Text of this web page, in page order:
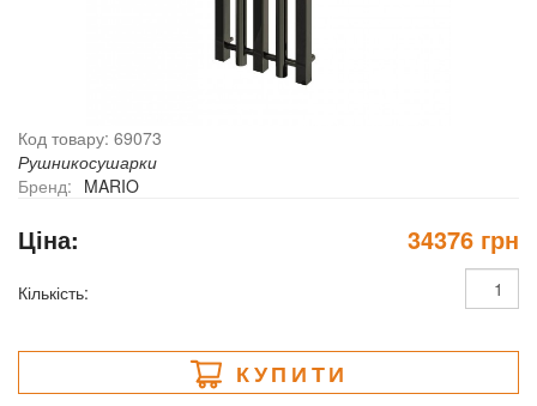
Код товару: 69073
Рушникосушарки
Бренд: MARIO
Ціна: 34376 грн
Кількість:
КУПИТИ